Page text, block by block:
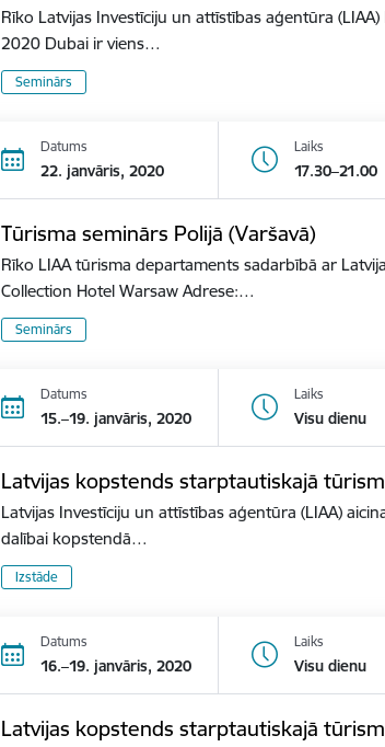
Rīko Latvijas Investīciju un attīstības aģentūra
2020 Dubai ir viens…
Seminārs
Datums
22. janvāris, 2020
Laiks
17.30–21.00
Tūrisma seminārs Polijā (Varšavā)
Rīko LIAA tūrisma departaments sadarbībā ar
Collection Hotel Warsaw Adrese:…
Seminārs
Datums
15.–19. janvāris, 2020
Laiks
Visu dienu
Latvijas kopstends starptautiskajā
Latvijas Investīciju un attīstības aģentūra (LIAA)
dalībai kopstendā…
Izstāde
Datums
16.–19. janvāris, 2020
Laiks
Visu dienu
Latvijas kopstends starptautiskajā